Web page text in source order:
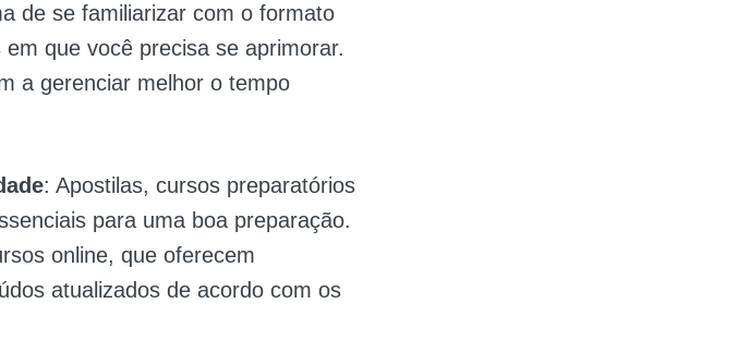
de se familiarizar com o formato
que você precisa se aprimorar.
a gerenciar melhor o tempo
: Apostilas, cursos preparatórios
para uma boa preparação.
online, que oferecem
atualizados de acordo com os